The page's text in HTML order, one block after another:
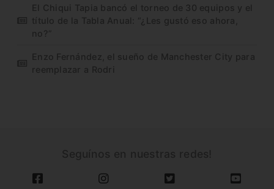
El Chiqui Tapia bancó el torneo de 30 equipos y el
título de la Tabla Anual: “¿Les gustó eso ahora,
no?”
Enzo Fernández, el sueño de Manchester City para
reemplazar a Rodri